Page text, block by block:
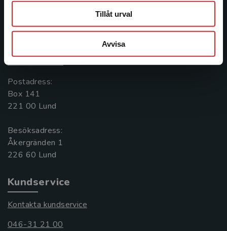
Tillåt urval
Avvisa
046-31 20 00
Postadress:
Box 141
221 00 Lund
Besöksadress:
Åkergränden 1
Kundservice
Kontakta kundservice
046-31 21 00